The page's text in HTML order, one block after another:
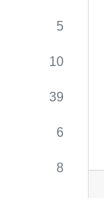
5
10
39
6
8